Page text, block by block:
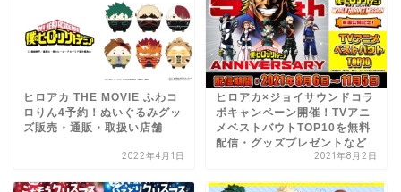
ヒロアカ THE MOVIE ふわコ
ロりん4予約！ぬいぐるみグッ
ズ販売・通販・取扱い店舗
2022年4月1日
ヒロアカ×ジョイサウンドコラ
ボキャンペーン開催！TVアニ
メベストバウトTOP10を無料
配信・グッズプレゼントなど
2021年8月2日